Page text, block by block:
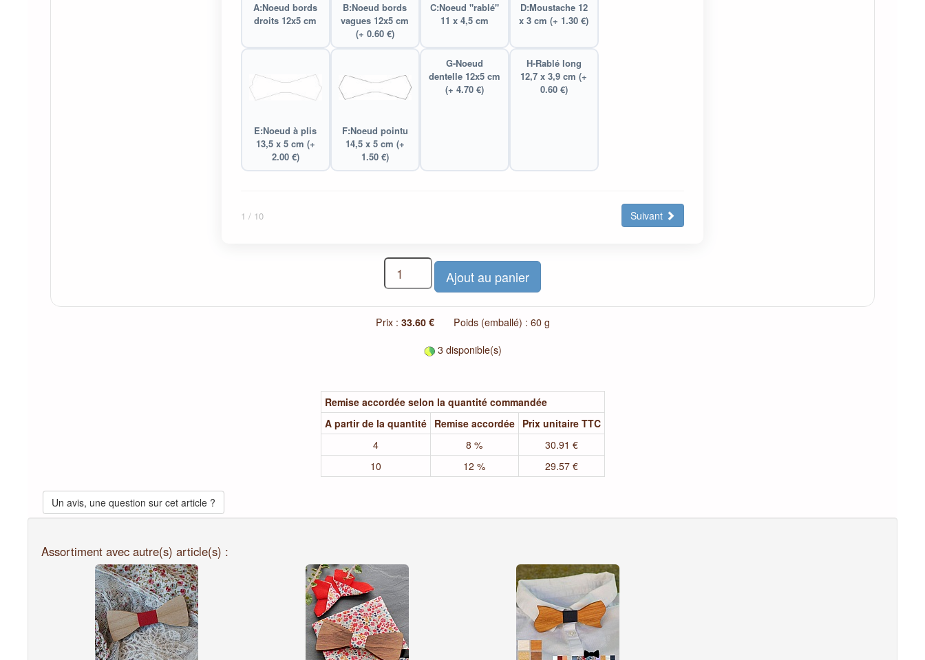
A:Noeud bords
droits 12x5 cm
B:Noeud bords
vagues 12x5 cm
(+ 0.60 €)
C:Noeud "rablé"
11 x 4,5 cm
D:Moustache 12
x 3 cm (+ 1.30 €)
E:Noeud à plis
13,5 x 5 cm (+
2.00 €)
F:Noeud pointu
14,5 x 5 cm (+
1.50 €)
G-Noeud
dentelle 12x5 cm
(+ 4.70 €)
H-Rablé long
12,7 x 3,9 cm (+
0.60 €)
1 / 10 Suivant
Prix : 33.60 €
Poids (emballé) : 60 g
3 disponible(s)
Remise accordée selon la quantité commandée
A partir de la quantité
Remise accordée
Prix unitaire TTC
4
8 %
30.91 €
10
12 % 29.57 €
Un avis, une question sur cet article ?
Assortiment avec autre(s) article(s) :